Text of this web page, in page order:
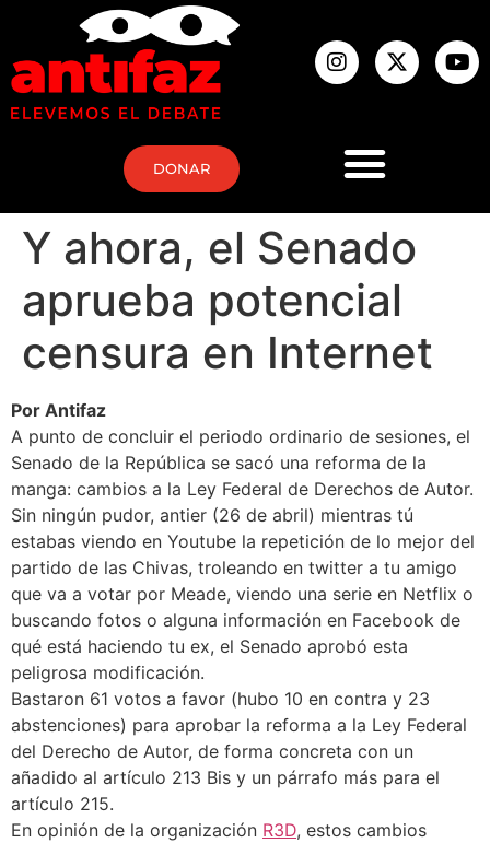
DONAR
Y ahora, el Senado
aprueba potencial
censura en Internet
Por Antifaz
A punto de concluir el periodo ordinario de sesiones, el
Senado de la República se sacó una reforma de la
manga: cambios a la Ley Federal de Derechos de Autor.
Sin ningún pudor, antier (26 de abril) mientras tú
estabas viendo en Youtube la repetición de lo mejor del
partido de las Chivas, troleando en twitter a tu amigo
que va a votar por Meade, viendo una serie en Netflix o
buscando fotos o alguna información en Facebook de
qué está haciendo tu ex, el Senado aprobó esta
peligrosa modificación.
Bastaron 61 votos a favor (hubo 10 en contra y 23
abstenciones) para aprobar la reforma a la Ley Federal
del Derecho de Autor, de forma concreta con un
añadido al artículo 213 Bis y un párrafo más para el
artículo 215.
En opinión de la organización R3D, estos cambios